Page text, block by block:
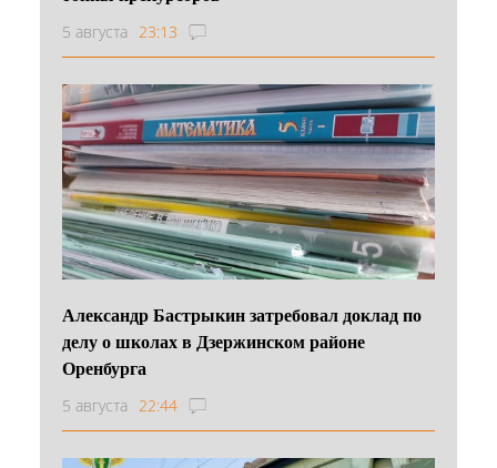
5 августа 23:13
Александр Бастрыкин затребовал доклад по
делу о школах в Дзержинском районе
Оренбурга
5 августа 22:44